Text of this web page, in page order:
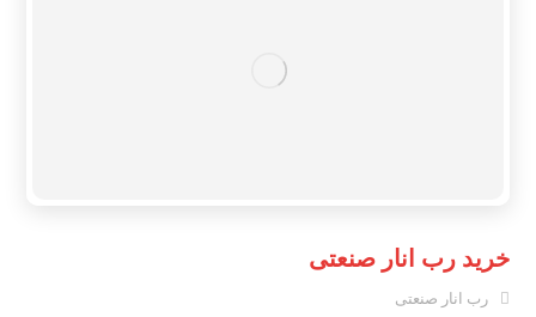
خرید رب انار صنعتی
رب انار صنعتی